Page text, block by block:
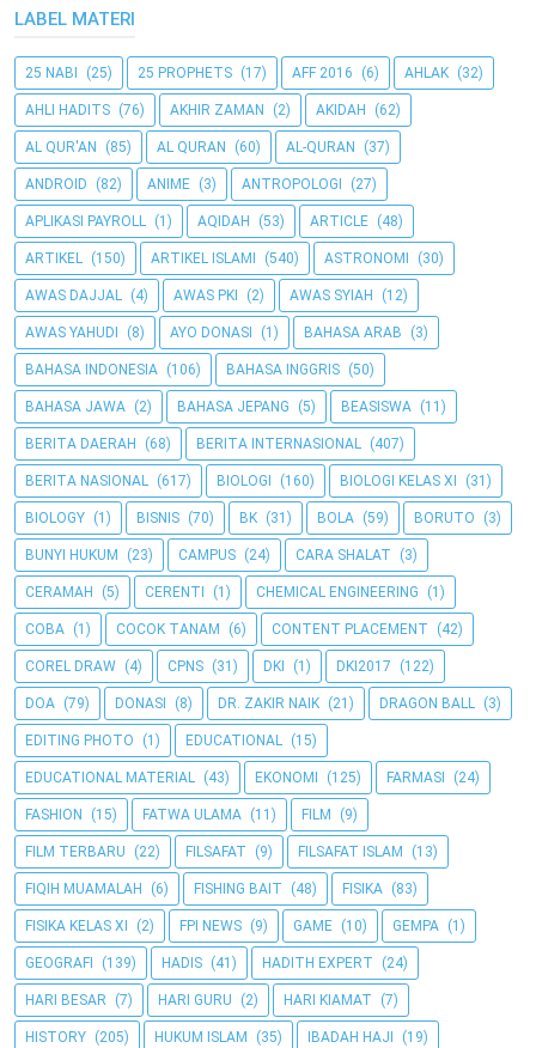
LABEL MATERI
25 NABI (25) 25 PROPHETS (17) AFF 2016 (6) AHLAK (32)
AHLI HADITS (76) AKHIR ZAMAN (2) AKIDAH (62)
AL QUR'AN (85) AL QURAN (60) AL-QURAN (37)
ANDROID (82) ANIME (3) ANTROPOLOGI (27)
APLIKASI PAYROLL (1) AQIDAH (53) ARTICLE (48)
ARTIKEL (150) ARTIKEL ISLAMI (540) ASTRONOMI (30)
AWAS DAJJAL (4) AWAS PKI (2) AWAS SYIAH (12)
AWAS YAHUDI (8) AYO DONASI (1) BAHASA ARAB (3)
BAHASA INDONESIA (106) BAHASA INGGRIS (50)
BAHASA JAWA (2) BAHASA JEPANG (5) BEASISWA (11)
BERITA DAERAH (68) BERITA INTERNASIONAL (407)
BERITA NASIONAL (617) BIOLOGI (160) BIOLOGI KELAS XI (31)
BIOLOGY (1) BISNIS (70) BK (31) BOLA (59) BORUTO (3)
BUNYI HUKUM (23) CAMPUS (24) CARA SHALAT (3)
CERAMAH (5) CERENTI (1) CHEMICAL ENGINEERING (1)
COBA (1) COCOK TANAM (6) CONTENT PLACEMENT (42)
COREL DRAW (4) CPNS (31) DKI (1) DKI2017 (122)
DOA (79) DONASI (8) DR. ZAKIR NAIK (21) DRAGON BALL (3)
EDITING PHOTO (1) EDUCATIONAL (15)
EDUCATIONAL MATERIAL (43) EKONOMI (125) FARMASI (24)
FASHION (15) FATWA ULAMA (11) FILM (9)
FILM TERBARU (22) FILSAFAT (9) FILSAFAT ISLAM (13)
FIQIH MUAMALAH (6) FISHING BAIT (48) FISIKA (83)
FISIKA KELAS XI (2) FPI NEWS (9) GAME (10) GEMPA (1)
GEOGRAFI (139) HADIS (41) HADITH EXPERT (24)
HARI BESAR (7) HARI GURU (2) HARI KIAMAT (7)
HISTORY (205) HUKUM ISLAM (35) IBADAH HAJI (19)